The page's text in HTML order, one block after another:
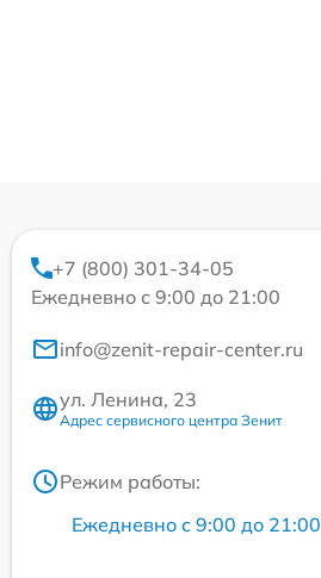
+7 (800) 301-34-05
Ежедневно с 9:00 до 21:00
info@zenit-repair-center.ru
ул. Ленина, 23
Адрес сервисного центра Зенит
Режим работы:
Ежедневно с 9:00 до 21:00